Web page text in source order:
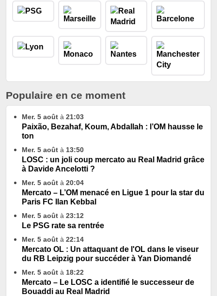
Populaire en ce moment
Mer. 5 août à 21:03
Paixão, Bezahaf, Koum, Abdallah : l’OM hausse le
ton
Mer. 5 août à 13:50
LOSC : un joli coup mercato au Real Madrid grâce
à Davide Ancelotti ?
Mer. 5 août à 20:04
Mercato – L’OM menacé en Ligue 1 pour la star du
Paris FC Ilan Kebbal
Mer. 5 août à 23:12
Le PSG rate sa rentrée
Mer. 5 août à 22:14
Mercato OL : Un attaquant de l'OL dans le viseur
du RB Leipzig pour succéder à Yan Diomandé
Mer. 5 août à 18:22
Mercato – Le LOSC a identifié le successeur de
Bouaddi au Real Madrid